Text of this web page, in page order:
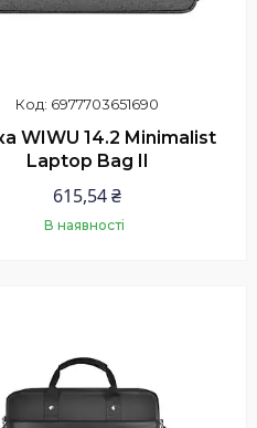
6977703651690
WIWU 14.2 Minimalist
Laptop Bag II
615,54 ₴
В наявності